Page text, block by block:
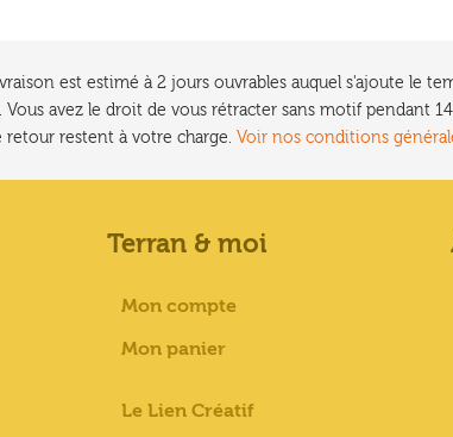
est estimé à 2 jours ouvrables auquel s'ajoute le
avez le droit de vous rétracter sans motif pendant
retour restent à votre charge. Voir nos conditions
Terran & moi
Mon compte
Mon panier
Le Lien Créatif